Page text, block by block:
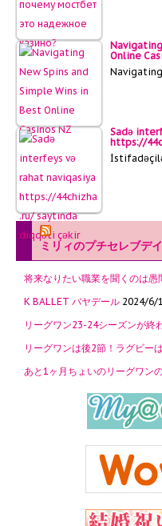
Online
Sadə
https://
ミリィのプチセレブデ
将来なりたい職業を聞くのは愚
K BALLET バヤデール 2024/6/
リーグワン23-24シーズンが終
リーグワンは後2節！ラグビー
あと1ヶ月ちょいのリーグワン